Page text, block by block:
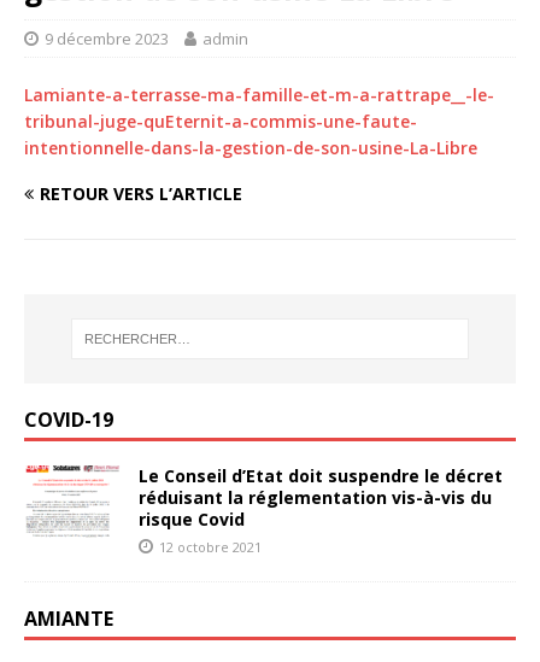
9 décembre 2023 admin
Lamiante-a-terrasse-ma-famille-et-m-a-rattrape__-le-
tribunal-juge-quEternit-a-commis-une-faute-
intentionnelle-dans-la-gestion-de-son-usine-La-Libre
RETOUR VERS L’ARTICLE
COVID-19
Le Conseil d’Etat doit suspendre le décret
réduisant la réglementation vis-à-vis du
risque Covid
12 octobre 2021
AMIANTE